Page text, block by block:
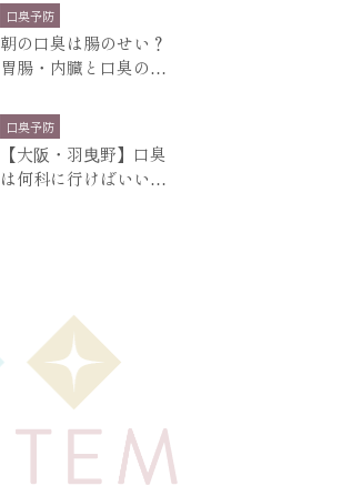
口臭予防
朝の口臭は腸のせい？
胃腸・内臓と口臭の関
口臭予防
【大阪・羽曳野】口臭
は何科に行けばいい？